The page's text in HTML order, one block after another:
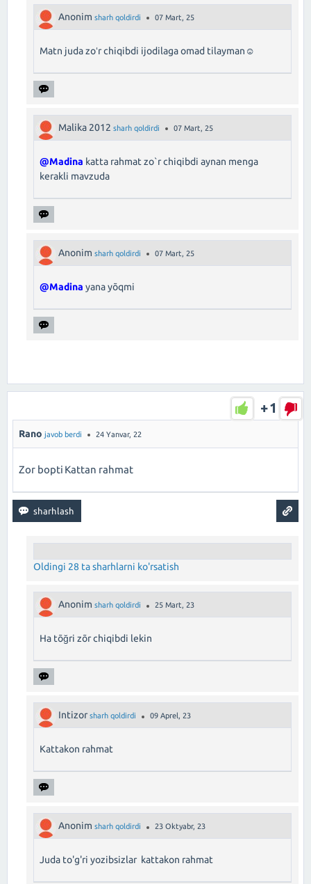
Anonim sharh qoldirdi 07 Mart, 25
Matn juda zoʻr chiqibdi ijodilaga omad tilayman☺️
Malika 2012 sharh qoldirdi 07 Mart, 25
@Madina katta rahmat zo`r chiqibdi aynan menga
kerakli mavzuda
Anonim sharh qoldirdi 07 Mart, 25
@Madina yana yõqmi
+1
Rano javob berdi 24 Yanvar, 22
Zor bopti Kattan rahmat
Oldingi 28 ta sharhlarni ko'rsatish
Anonim sharh qoldirdi 25 Mart, 23
Ha tõğri zõr chiqibdi lekin
Intizor sharh qoldirdi 09 Aprel, 23
Kattakon rahmat
Anonim sharh qoldirdi 23 Oktyabr, 23
Juda to'g'ri yozibsizlar kattakon rahmat